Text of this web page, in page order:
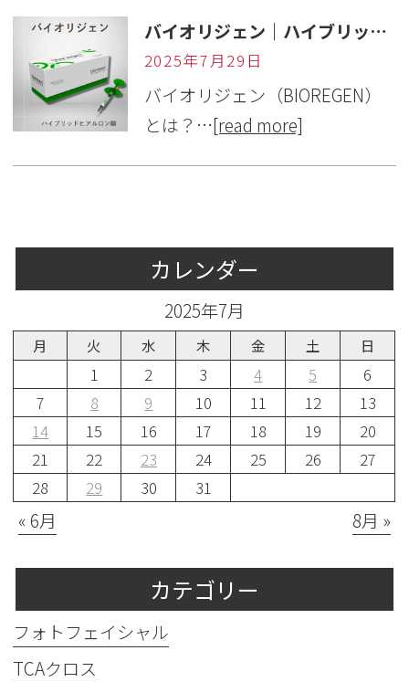
バイオリジェン｜ハイブリッドヒアルロン酸で肌再生・ハリ改善【岐阜・カメリア美容皮ふ科】
2025年7月29日
バイオリジェン（BIOREGEN）
とは？…[read more]
カレンダー
2025年7月
月 火 水 木 金 土 日
1 2 3 4 5
6
7
8 9 10 11 12
13
14
15 16 17 18 19
20
21
22 23 24 25 26
27
28
29 30 31
« 6月 8月 »
カテゴリー
フォトフェイシャル
TCAクロス